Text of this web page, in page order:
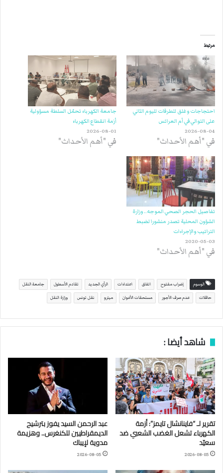
مرتبط
احتجاجات وغلق للطرقات لليوم الثاني
على التوالي في أم العرائس
2026-08-04
في "أهم الأحداث"
جامعة الكهرباء تحمّل السلطة مسؤولية
أزمة انقطاع الكهرباء
2026-08-01
في "أهم الأحداث"
تفاصيل الحجر الصحي الموجه.. وزارة
الشؤون المحلية تصدر منشورا لضبط
التراتيب والإجراءات
2020-05-03
في "أهم الأحداث"
الوسوم إضراب مفتوح اتفاق اعتداءات الرأي الجديد تقادم الأسطول جامعة النقل
حافلات عدم صرف الأجور مستحقات الأعوان ميترو نقل تونس وزارة النقل
شاهد أيضا :
تقرير لـ “فاينانشال تايمز”: أزمة
الكهرباء تشعل الغضب الشعبي ضد
سعيّد
2026-08-05
عبد الرحمن السيد يفوز بترشيح
الديمقراطيين للكنغرس.. وهزيمة
مدوية لإيباك
2026-08-05